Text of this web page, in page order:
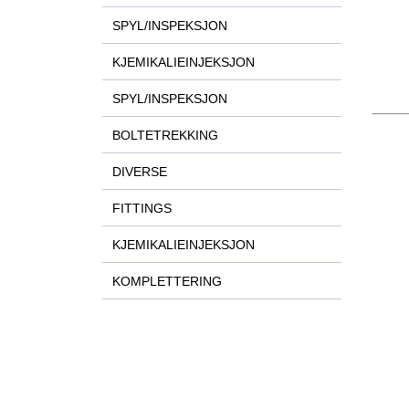
SPYL/INSPEKSJON
KJEMIKALIEINJEKSJON
SPYL/INSPEKSJON
BOLTETREKKING
DIVERSE
FITTINGS
KJEMIKALIEINJEKSJON
KOMPLETTERING